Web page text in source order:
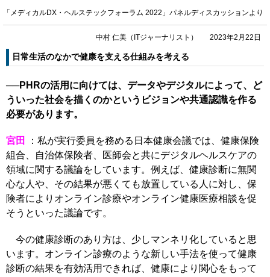
「メディカルDX・ヘルステックフォーラム 2022」パネルディスカッションより
中村 仁美（ITジャーナリスト） 2023年2月22日
日常生活のなかで健康を支える仕組みを考える
──PHRの活用に向けては、データやデジタルによって、ど
ういった社会を描くのかというビジョンや共通認識を作る
必要があります。
宮田
：私が実行委員を務める日本健康会議では、健康保険
組合、自治体保険者、医師会と共にデジタルヘルスケアの
領域に関する議論をしています。例えば、健康診断に無関
心な人や、その結果が悪くても放置している人に対し、保
険者によりオンライン診療やオンライン健康医療相談を促
そうといった議論です。
今の健康診断のあり方は、少しマンネリ化していると思
います。オンライン診療のような新しい手法を使って健康
診断の結果を有効活用できれば、健康により関心をもって